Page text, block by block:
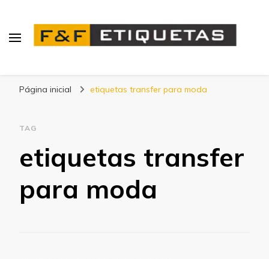
Página inicial etiquetas transfer para moda
TAG
etiquetas transfer
para moda